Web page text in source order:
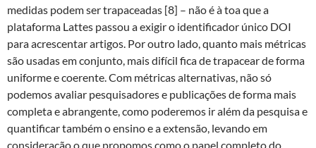
medidas podem ser trapaceadas [8] – não é à toa que a
plataforma Lattes passou a exigir o identificador único DOI
para acrescentar artigos. Por outro lado, quanto mais métricas
são usadas em conjunto, mais difícil fica de trapacear de forma
uniforme e coerente. Com métricas alternativas, não só
podemos avaliar pesquisadores e publicações de forma mais
completa e abrangente, como poderemos ir além da pesquisa e
quantificar também o ensino e a extensão, levando em
consideração o que propomos como o papel completo do